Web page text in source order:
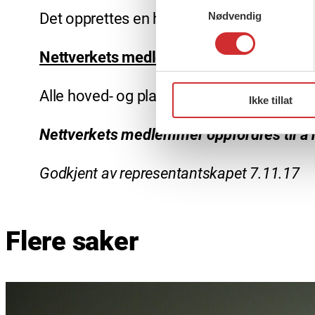
Nødvendig
Ikke tillat
Det opprettes en hemmelig gruppe på
Nettverkets medlemmer
Alle hoved- og plasstillitsvalgte i FO
Nettverkets medlemmer oppfordres til
Godkjent av representantskapet 7.11.17
Flere saker